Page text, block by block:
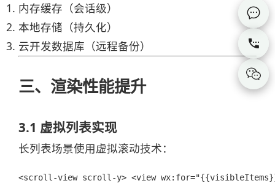
内存缓存（会话级）
本地存储（持久化）
云开发数据库（远程备份）
三、渲染性能提升
3.1 虚拟列表实现
长列表场景使用虚拟滚动技术：
<scroll-view scroll-y> <view


